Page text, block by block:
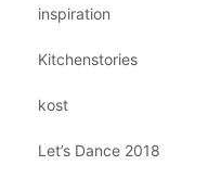
inspiration
Kitchenstories
kost
Let’s Dance 2018